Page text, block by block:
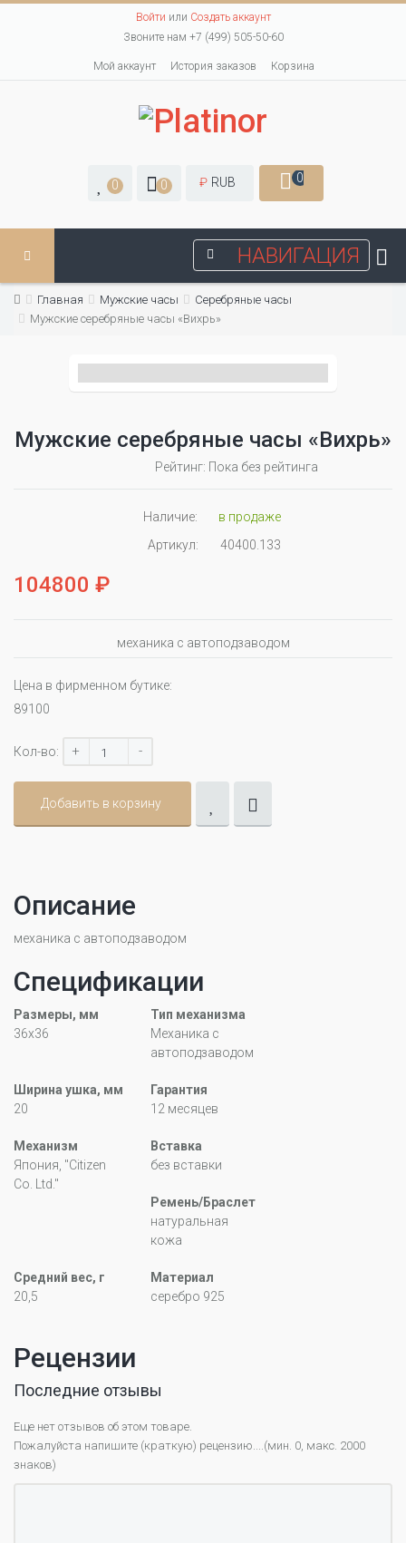
Войти или Создать аккаунт
Звоните нам +7 (499) 505-50-60
Мой аккаунт История заказов Корзина
0 0 ₽ RUB 0
НАВИГАЦИЯ
Главная Мужские часы
Серебряные часы
Мужские серебряные часы «Вихрь»
Мужские серебряные часы «Вихрь»
Рейтинг: Пока без рейтинга
Наличие:
в продаже
Артикул:
40400.133
104800 ₽
механика с автоподзаводом
Цена в фирменном бутике:
89100
Кол-во: + -
Добавить в корзину
Описание
механика с автоподзаводом
Спецификации
Размеры, мм
36х36
Тип механизма
Механика с
автоподзаводом
Ширина ушка, мм
20
Гарантия
12 месяцев
Механизм
Япония, "Citizen
Co. Ltd."
Вставка
без вставки
Ремень/Браслет
натуральная
кожа
Средний вес, г
20,5
Материал
серебро 925
Рецензии
Последние отзывы
Еще нет отзывов об этом товаре.
Пожалуйста напишите (краткую) рецензию....(мин. 0, макс. 2000
знаков)